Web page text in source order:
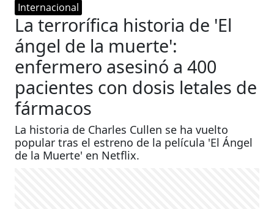
Internacional
La terrorífica historia de 'El
ángel de la muerte':
enfermero asesinó a 400
pacientes con dosis letales de
fármacos
La historia de Charles Cullen se ha vuelto
popular tras el estreno de la película 'El Ángel
de la Muerte' en Netflix.